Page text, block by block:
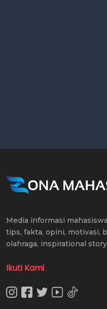
Media informasi
tips, fakta, opini, motivasi,
olahraga, inspirational
Ikuti Kami